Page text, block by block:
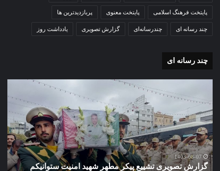
پایتخت فرهنگ اسلامی پایتخت معنوی پربازدیدترین ها
چند رسانه ای چندرسانه‌ای گزارش تصویری یادداشت روز
چند رسانه ای
پیکر مطهر شهید امنیت ستوانیکم
گزارش
تصویری
آغاز
سال
تحصیلی
دبیرستان
نمونه
دولتی
دخترانه
1403-07-02
گزارش تصویری
دخترانه کوثر با